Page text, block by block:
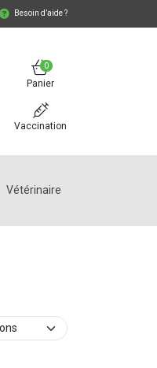
Besoin d’aide ?
Panier
0
Vaccination
Vétérinaire